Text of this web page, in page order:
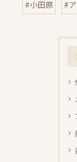
#小田原 #